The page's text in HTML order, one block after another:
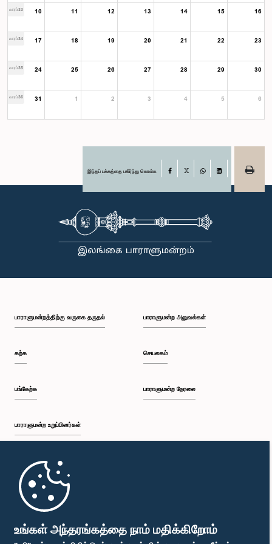
உங்கள் அந்தரங்கத்தை நாம் மதிக்கிறோம்
வாரம்33 10 11 12 13 14 15 16
வாரம்34 17 18 19 20 21 22 23
வாரம்35 24 25 26 27 28 29 30
வாரம்36 31 1 2 3 4 5 6
இந்தப் பக்கத்தை பகிர்ந்து கொள்க Facebook
பாராளுமன்றத்திற்கு வருகை தருதல்
கற்க
பங்கேற்க
பாராளுமன்ற உறுப்பினர்கள்
முதற்பக்கம்
பாராளுமன்ற அலுவல்கள்
செயலகம்
பாராளுமன்ற நேரலை
பாராளுமன்ற கையடக்க செயலி